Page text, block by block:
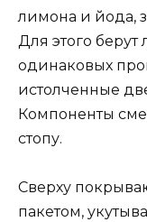
лимона и йода,
Для этого
одинаковых
истолченные
Компоненты
стопу.
Сверху
пакетом,